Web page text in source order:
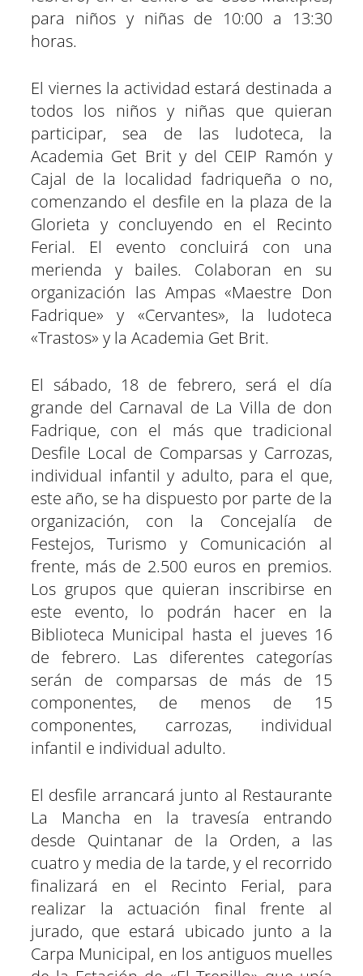
para niños y niñas de 10:00 a 13:30
horas.
El viernes la actividad estará destinada a
todos los niños y niñas que quieran
participar, sea de las ludoteca, la
Academia Get Brit y del CEIP Ramón y
Cajal de la localidad fadriqueña o no,
comenzando el desfile en la plaza de la
Glorieta y concluyendo en el Recinto
Ferial. El evento concluirá con una
merienda y bailes. Colaboran en su
organización las Ampas «Maestre Don
Fadrique» y «Cervantes», la ludoteca
«Trastos» y la Academia Get Brit.
El sábado, 18 de febrero, será el día
grande del Carnaval de La Villa de don
Fadrique, con el más que tradicional
Desfile Local de Comparsas y Carrozas,
individual infantil y adulto, para el que,
este año, se ha dispuesto por parte de la
organización, con la Concejalía de
Festejos, Turismo y Comunicación al
frente, más de 2.500 euros en premios.
Los grupos que quieran inscribirse en
este evento, lo podrán hacer en la
Biblioteca Municipal hasta el jueves 16
de febrero. Las diferentes categorías
serán de comparsas de más de 15
componentes, de menos de 15
componentes, carrozas, individual
infantil e individual adulto.
El desfile arrancará junto al Restaurante
La Mancha en la travesía entrando
desde Quintanar de la Orden, a las
cuatro y media de la tarde, y el recorrido
finalizará en el Recinto Ferial, para
realizar la actuación final frente al
jurado, que estará ubicado junto a la
Carpa Municipal, en los antiguos muelles